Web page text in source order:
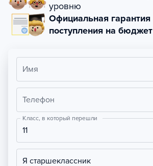
уровню
Официальная гарантия
поступления на бюджет
Имя
Телефон
Класс, в который перешли
11
Я старшеклассник